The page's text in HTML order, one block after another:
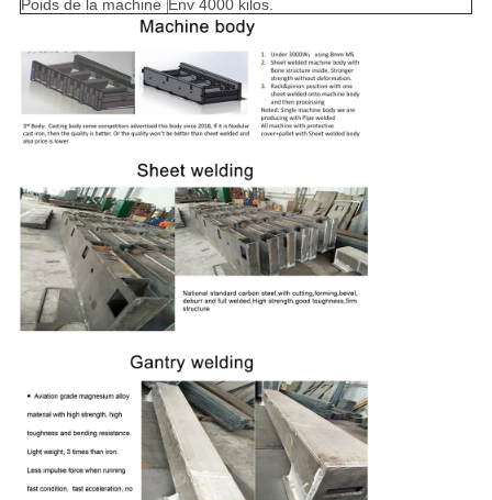
Poids de la machine Env 4000 kilos.